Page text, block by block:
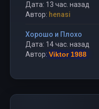
Дата: 13 час. назад
Автор: henasi
Хорошо и Плохо
Дата: 14 час. назад
Автор: Viktor 1988